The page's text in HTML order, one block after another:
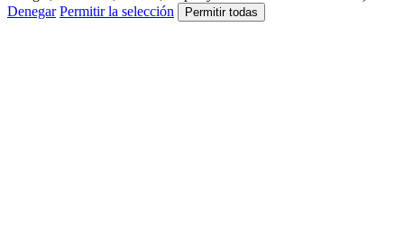
Denegar Permitir la selección